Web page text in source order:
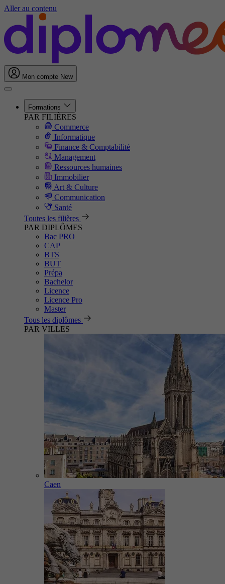
Aller au contenu
Mon compte New
Formations
PAR FILIÈRES
Commerce
Informatique
Finance & Comptabilité
Management
Ressources humaines
Immobilier
Art & Culture
Communication
Santé
Toutes les filières
PAR DIPLÔMES
Bac PRO
CAP
BTS
BUT
Prépa
Bachelor
Licence
Licence Pro
Master
Tous les diplômes
PAR VILLES
Caen